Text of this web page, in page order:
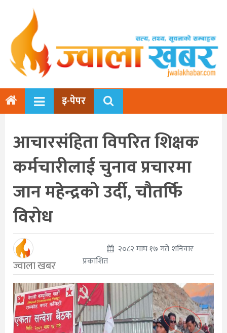
इ-पेपर
आचारसंहिता विपरित शिक्षक
कर्मचारीलाई चुनाव प्रचारमा
जान महेन्द्रको उर्दी, चौतर्फि
विरोध
ज्वाला खबर
२०८२ माघ १७ गते शनिवार
प्रकाशित